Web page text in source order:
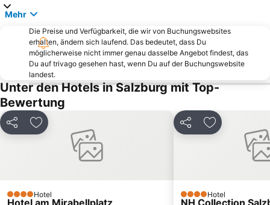
Salzburger Festspiele
Getreidegasse
Aigen
Schloss Hellbrunn
Maxglan
Strandweg
Barfußpark Reit im Winkel
Obersalzberg Documentation Liefering
Obersalzbergbahn
Mirabell Palace
Eisriesenwelt
Salzburg-Süd
Schafbergbahn
Red Bull Hangar-7
Salzburg Congress
Burghausen Castle
Almabtrieb am Königssee
Mehr
Die Preise und Verfügbarkeit, die wir von Buchungswebsites
erhalten, ändern sich laufend. Das bedeutet, dass Du
möglicherweise nicht immer genau dasselbe Angebot findest, das
Du auf trivago gesehen hast, wenn Du auf der Buchungswebsite
landest.
Unter den Hotels in Salzburg mit Top-
Bewertung
Teilen Zu Favoriten hinzufügen
4 SterneHotel
Teilen Zu Favoriten
4 SterneHotel